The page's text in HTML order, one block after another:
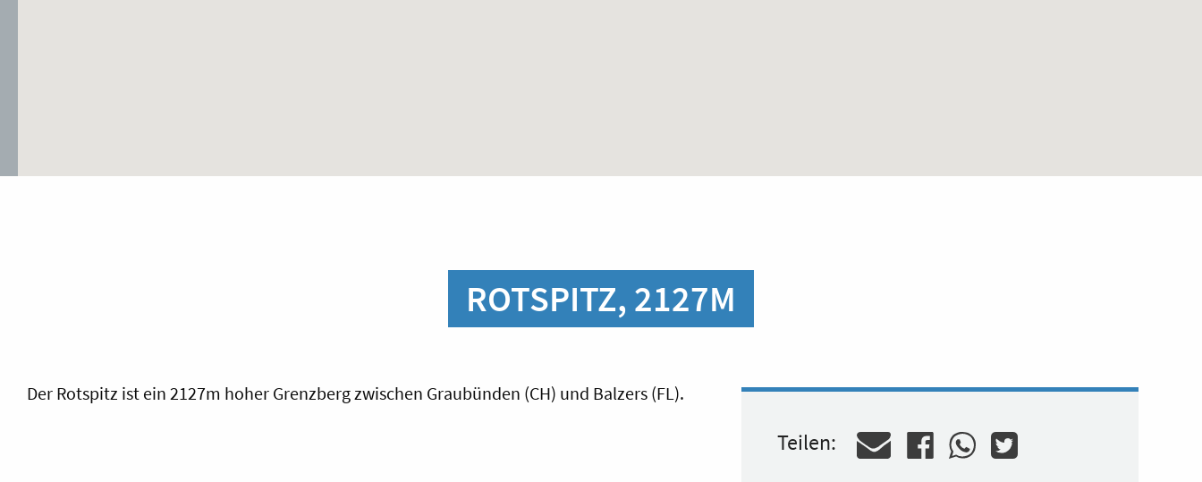
ROTSPITZ, 2127M
Der Rotspitz ist ein 2127m hoher Grenzberg zwischen Graubünden (CH) und Balzers (FL).
Teilen: